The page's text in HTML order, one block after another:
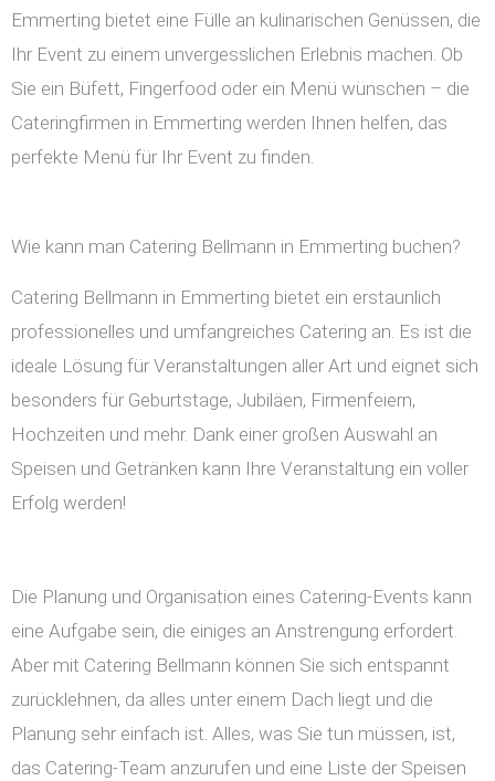
Emmerting bietet eine Fülle an kulinarischen Genüssen, die
Ihr Event zu einem unvergesslichen Erlebnis machen. Ob
Sie ein Büfett, Fingerfood oder ein Menü wünschen – die
Cateringfirmen in Emmerting werden Ihnen helfen, das
perfekte Menü für Ihr Event zu finden.
Wie kann man Catering Bellmann in Emmerting buchen?
Catering Bellmann in Emmerting bietet ein erstaunlich
professionelles und umfangreiches Catering an. Es ist die
ideale Lösung für Veranstaltungen aller Art und eignet sich
besonders für Geburtstage, Jubiläen, Firmenfeiern,
Hochzeiten und mehr. Dank einer großen Auswahl an
Speisen und Getränken kann Ihre Veranstaltung ein voller
Erfolg werden!
Die Planung und Organisation eines Catering-Events kann
eine Aufgabe sein, die einiges an Anstrengung erfordert.
Aber mit Catering Bellmann können Sie sich entspannt
zurücklehnen, da alles unter einem Dach liegt und die
Planung sehr einfach ist. Alles, was Sie tun müssen, ist,
das Catering-Team anzurufen und eine Liste der Speisen